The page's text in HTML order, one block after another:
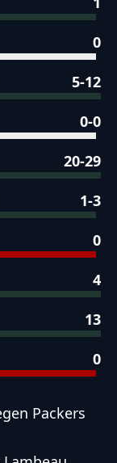
0
5-12
0-0
20-29
1-3
0
4
13
0
Packers